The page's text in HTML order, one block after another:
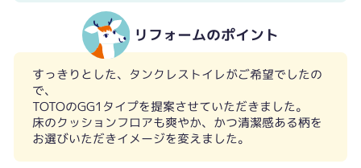
リフォームのポイント
すっきりとした、タンクレストイレがご希望でしたの
で、
TOTOのGG1タイプを提案させていただきました。
床のクッションフロアも爽やか、かつ清潔感ある柄を
お選びいただきイメージを変えました。